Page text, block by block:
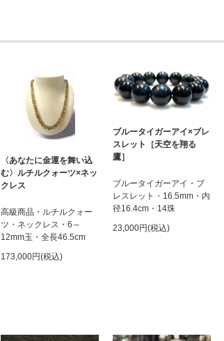
〈あなたに金運を舞い込
む〉ルチルクォーツ×ネッ
クレス
高級商品・ルチルクォー
ツ・ネックレス・6～
12mm玉・全長46.5cm
173,000円(税込)
ブルータイガーアイ×ブレ
スレット［天空を翔る
鷹］
ブルータイガーアイ・ブ
レスレット・16.5mm・内
径16.4cm・14珠
23,000円(税込)